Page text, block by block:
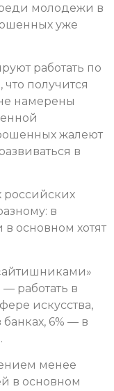
молодежи в
уже
работать по
получится
намерены
жалеют
в
российских
в
основном хотят
— работать в
искусства,
6% — в
менее
в основном